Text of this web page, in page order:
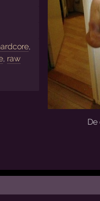
De
,
, raw